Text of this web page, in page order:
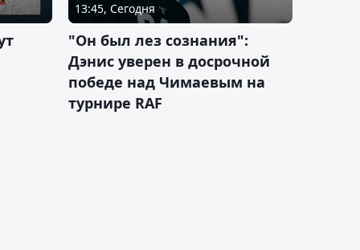
13:45, Сегодня
"Он был лез сознания":
Дэнис уверен в досрочной
победе над Чимаевым на
турнире RAF